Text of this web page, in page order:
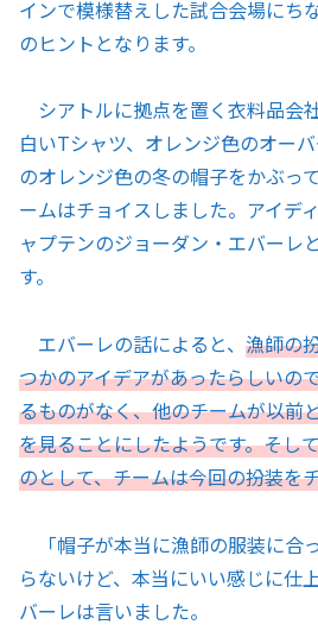
インで模様替えした試合会場にち
のヒントとなります。
シアトルに拠点を置く衣料品会
白いTシャツ、オレンジ色のオー
のオレンジ色の冬の帽子をかぶっ
ームはチョイスしました。アイデ
ャプテンのジョーダン・エバーレ
す。
エバーレの話によると、 漁師の
つかのアイデアがあったらしいの
るものがなく、他のチームが以前
を見ることにしたようです。そし
のとして、チームは今回の扮装を
「帽子が本当に漁師の服装に合
らないけど、本当にいい感じに仕
バーレは言いました。